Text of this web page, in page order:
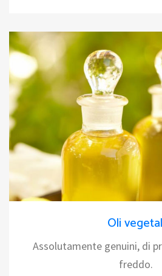
Oli
Assolutamente genuini, di
freddo.